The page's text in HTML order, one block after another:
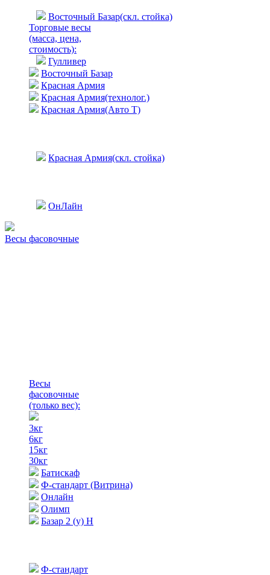
Восточный Базар(скл. стойка)
Торговые весы
(масса, цена,
стоимость):
Гулливер
Восточный Базар
Красная Армия
Красная Армия(технолог.)
Красная Армия(Авто Т)
Красная Армия(скл. стойка)
ОнЛайн
Весы фасовочные
Весы
фасовочные
(только вес):
3кг
6кг
15кг
30кг
Батискаф
Ф-стандарт (Витрина)
Онлайн
Олимп
Базар 2 (у) Н
Ф-стандарт